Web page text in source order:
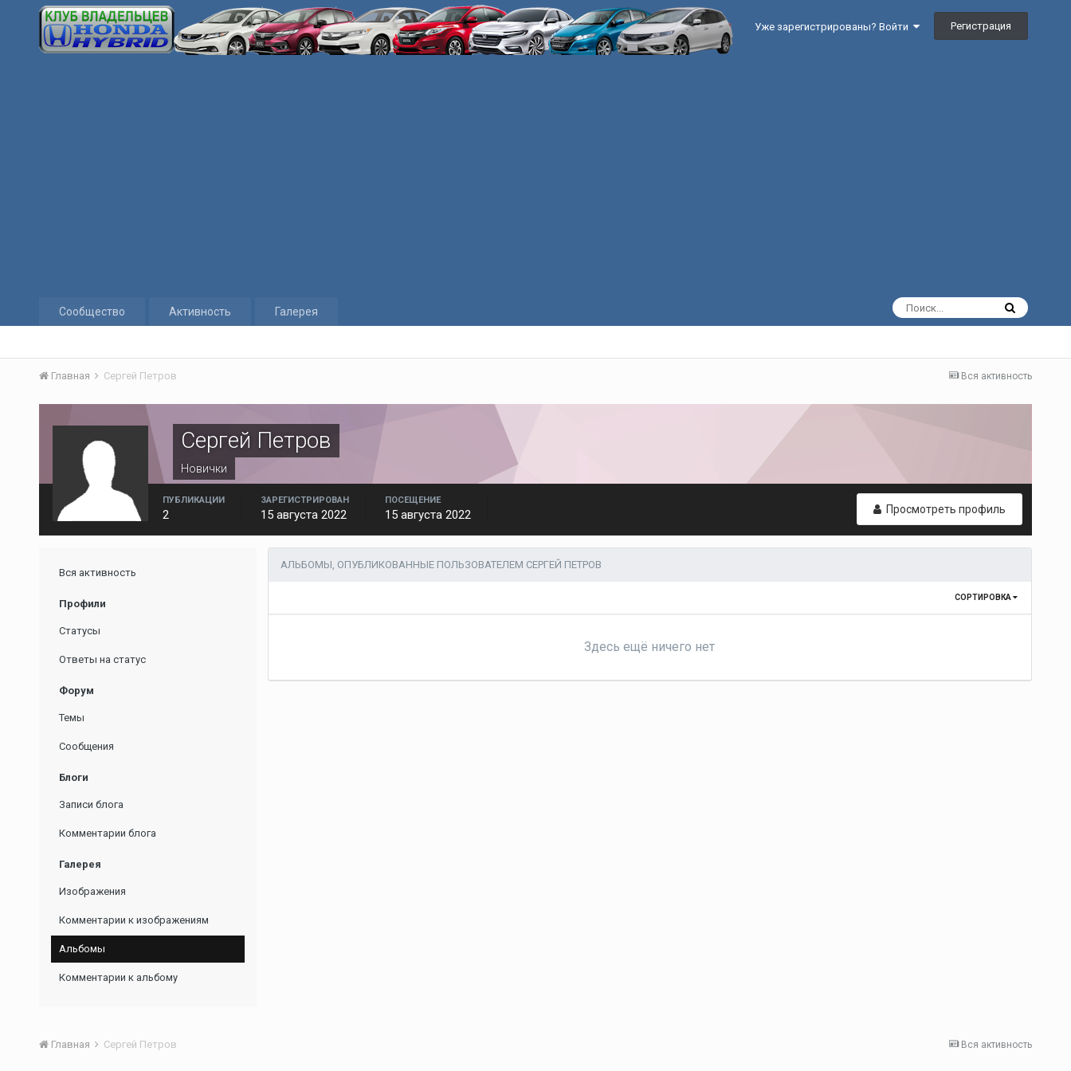
Уже зарегистрированы? Войти Регистрация
Сообщество Активность Галерея
Вся активность
Главная Сергей Петров
Сергей Петров
Новички
Просмотреть профиль
ПУБЛИКАЦИИ
2
ЗАРЕГИСТРИРОВАН
15 августа 2022
ПОСЕЩЕНИЕ
15 августа 2022
Вся активность
Профили
Статусы
Ответы на статус
Форум
Темы
Сообщения
Блоги
Записи блога
Комментарии блога
Галерея
Изображения
Комментарии к изображениям
Альбомы
Комментарии к альбому
АЛЬБОМЫ, ОПУБЛИКОВАННЫЕ ПОЛЬЗОВАТЕЛЕМ СЕРГЕЙ ПЕТРОВ
СОРТИРОВКА
Здесь ещё ничего нет
Вся активность
Главная Сергей Петров